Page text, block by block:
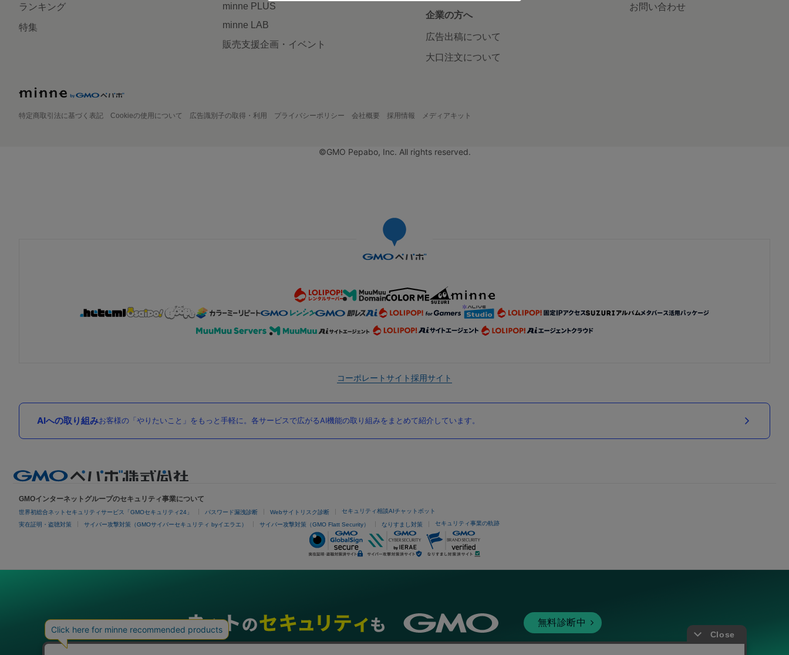
ランキング
特集
minne PLUS
minne LAB
販売支援企画・イベント
企業の方へ
広告出稿について
大口注文について
お問い合わせ
特定商取引法に基づく表記 Cookieの使用について 広告識別子の取得・利用 プライバシーポリシー 会社概要 採用情報 メディアキット
©GMO Pepabo, Inc. All rights reserved.
コーポレートサイト採用サイト
AIへの取り組みお客様の「やりたいこと」をもっと手軽に。各サービスで広がるAI機能の取り組みをまとめて紹介しています。
GMOインターネットグループのセキュリティ事業について
世界初総合ネットセキュリティサービス「GMOセキュリティ24」 パスワード漏洩診断 Webサイトリスク診断 セキュリティ相談AIチャットボット
実在証明・盗聴対策 サイバー攻撃対策（GMOサイバーセキュリティ byイエラエ） サイバー攻撃対策（GMO Flatt Security） なりすまし対策 セキュリティ事業の軌跡
無料診断中